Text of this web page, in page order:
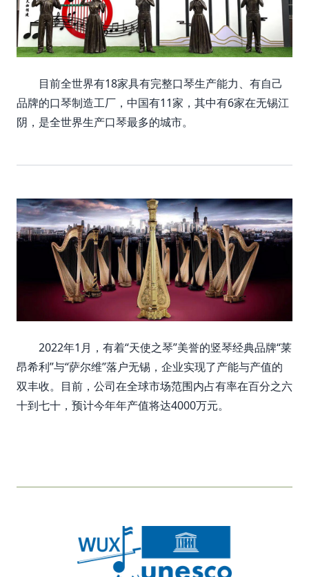
目前全世界有18家具有完整口琴生产能力、有自己
品牌的口琴制造工厂，中国有11家，其中有6家在无锡江
阴，是全世界生产口琴最多的城市。
2022年1月，有着“天使之琴”美誉的竖琴经典品牌“莱
昂希利”与“萨尔维”落户无锡，企业实现了产能与产值的
双丰收。目前，公司在全球市场范围内占有率在百分之六
十到七十，预计今年年产值将达4000万元。